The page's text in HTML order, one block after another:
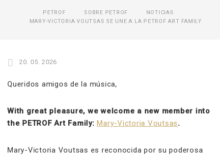
PETROF SOBRE PETROF
NOTICIAS
MARY-VICTORIA VOUTSAS SE UNE A LA PETROF ART FAMILY
20. 05. 2026
Queridos amigos de la música,
With great pleasure, we welcome a new member into
the PETROF Art Family:Mary-Victoria Voutsas.
Mary-Victoria Voutsas es reconocida por su poderosa